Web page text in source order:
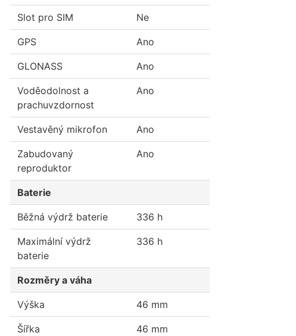
Slot pro SIM Ne
GPS Ano
GLONASS Ano
Voděodolnost a
prachuvzdornost
Ano
Vestavěný mikrofon Ano
Zabudovaný
reproduktor
Ano
Baterie
Běžná výdrž baterie 336 h
Maximální výdrž
baterie
336 h
Rozměry a váha
Výška 46 mm
Šířka 46 mm